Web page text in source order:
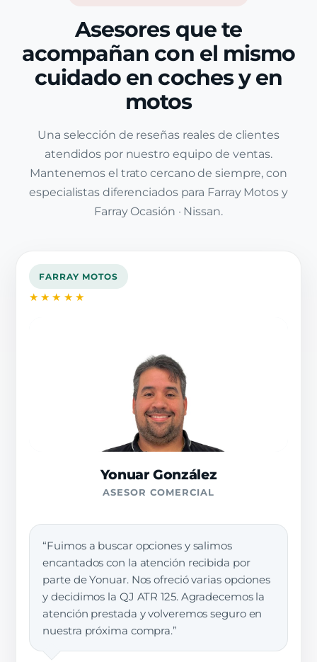
Asesores que te
acompañan con el mismo
cuidado en coches y en
motos
Una selección de reseñas reales de clientes
atendidos por nuestro equipo de ventas.
Mantenemos el trato cercano de siempre, con
especialistas diferenciados para Farray Motos y
Farray Ocasión · Nissan.
FARRAY MOTOS
★★★★★
Yonuar González
ASESOR COMERCIAL
“Fuimos a buscar opciones y salimos
encantados con la atención recibida por
parte de Yonuar. Nos ofreció varias opciones
y decidimos la QJ ATR 125. Agradecemos la
atención prestada y volveremos seguro en
nuestra próxima compra.”